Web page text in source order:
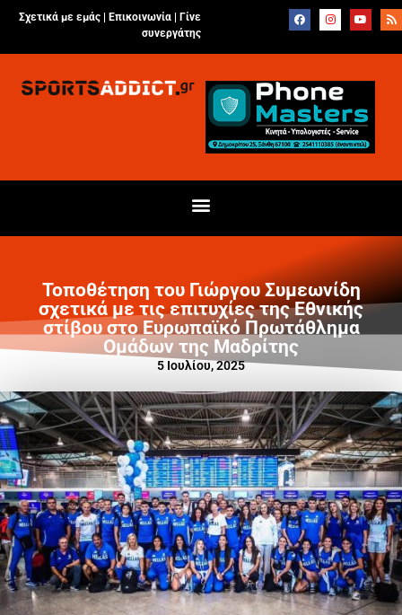
Σχετικά με εμάς | Επικοινωνία
Γίνε
συνεργάτης
Τοποθέτηση του Γιώργου Συμεωνίδη
σχετικά με τις επιτυχίες της Εθνικής
στίβου στο Ευρωπαϊκό Πρωτάθλημα
Ομάδων της Μαδρίτης
5 Ιουλίου, 2025